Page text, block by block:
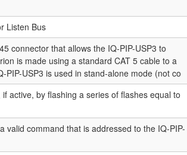
Listen Bus
connector that allows the IQ-PIP-USP3 to
is made using a standard CAT 5 cable to a
PIP-USP3 is used in stand-alone mode (not co
active, by flashing a series of flashes equal to
valid command that is addressed to the IQ-PIP-